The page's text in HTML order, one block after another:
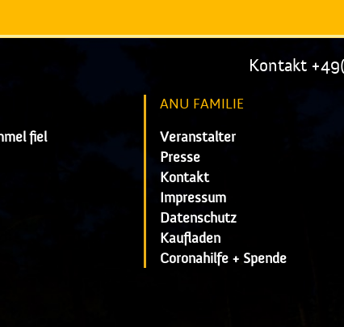
Kontakt
fiel
ANU FAMILIE
Veranstalter
Presse
Kontakt
Impressum
Datenschutz
Kaufladen
Coronahilfe + Spende